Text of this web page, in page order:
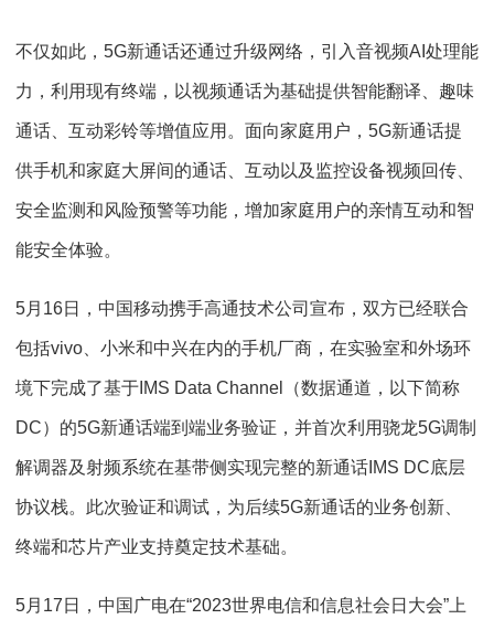
不仅如此，5G新通话还通过升级网络，引入音视频AI处理能
力，利用现有终端，以视频通话为基础提供智能翻译、趣味
通话、互动彩铃等增值应用。面向家庭用户，5G新通话提
供手机和家庭大屏间的通话、互动以及监控设备视频回传、
安全监测和风险预警等功能，增加家庭用户的亲情互动和智
能安全体验。
5月16日，中国移动携手高通技术公司宣布，双方已经联合
包括vivo、小米和中兴在内的手机厂商，在实验室和外场环
境下完成了基于IMS Data Channel（数据通道，以下简称
DC）的5G新通话端到端业务验证，并首次利用骁龙5G调制
解调器及射频系统在基带侧实现完整的新通话IMS DC底层
协议栈。此次验证和调试，为后续5G新通话的业务创新、
终端和芯片产业支持奠定技术基础。
5月17日，中国广电在“2023世界电信和信息社会日大会”上